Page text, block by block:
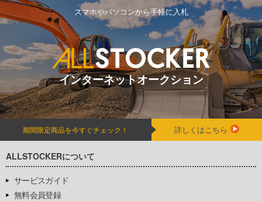
スマホやパソコンから手軽に入札
インターネットオークション
期間限定商品を今すぐチェック！ 詳しくはこちら
ALLSTOCKERについて
サービスガイド
無料会員登録